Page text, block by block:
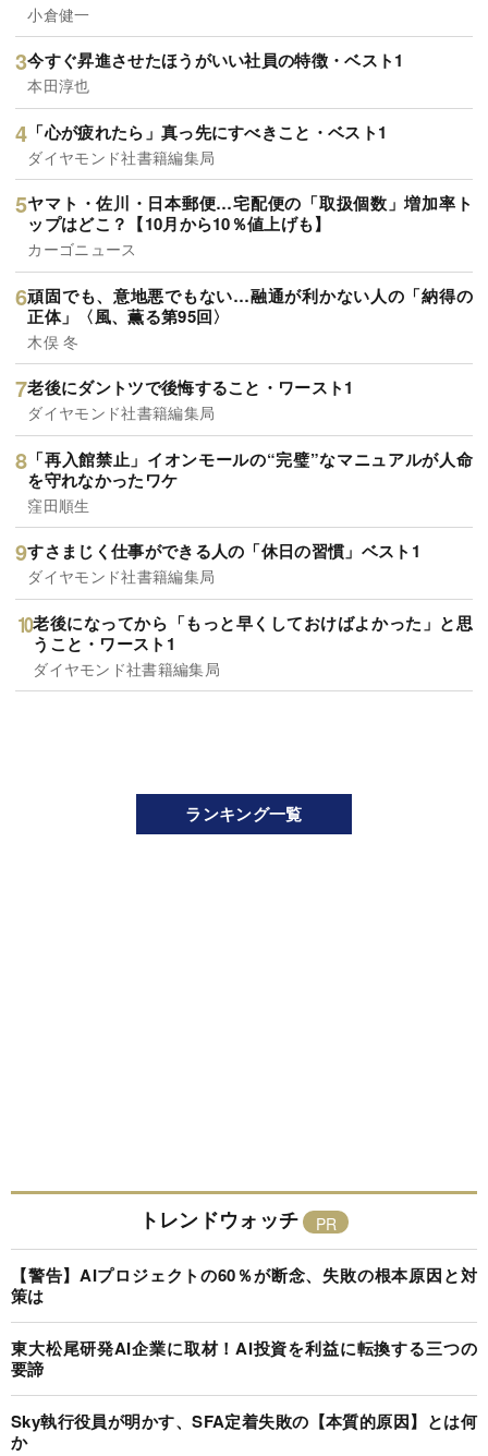
小倉健一
今すぐ昇進させたほうがいい社員の特徴・ベスト1
本田淳也
「心が疲れたら」真っ先にすべきこと・ベスト1
ダイヤモンド社書籍編集局
ヤマト・佐川・日本郵便…宅配便の「取扱個数」増加率ト
ップはどこ？【10月から10％値上げも】
カーゴニュース
頑固でも、意地悪でもない…融通が利かない人の「納得の
正体」〈風、薫る第95回〉
木俣 冬
老後にダントツで後悔すること・ワースト1
ダイヤモンド社書籍編集局
「再入館禁止」イオンモールの“完璧”なマニュアルが人命
を守れなかったワケ
窪田順生
すさまじく仕事ができる人の「休日の習慣」ベスト1
ダイヤモンド社書籍編集局
老後になってから「もっと早くしておけばよかった」と思
うこと・ワースト1
ダイヤモンド社書籍編集局
ランキング一覧
トレンドウォッチ
【警告】AIプロジェクトの60％が断念、失敗の根本原因と対
策は
東大松尾研発AI企業に取材！AI投資を利益に転換する三つの
要諦
Sky執行役員が明かす、SFA定着失敗の【本質的原因】とは何
か